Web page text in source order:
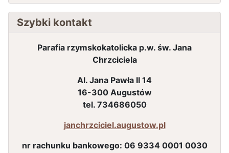
Szybki kontakt
Parafia rzymskokatolicka p.w. św. Jana
Chrzciciela
Al. Jana Pawła II 14
16-300 Augustów
tel. 734686050
janchrzciciel.augustow.pl
nr rachunku bankowego: 06 9334 0001 0030